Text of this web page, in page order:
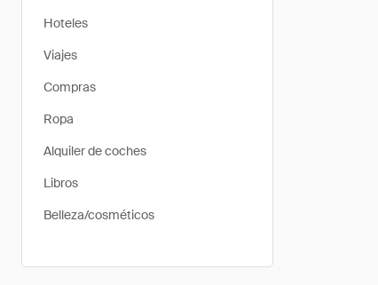
Hoteles
Viajes
Compras
Ropa
Alquiler de coches
Libros
Belleza/cosméticos